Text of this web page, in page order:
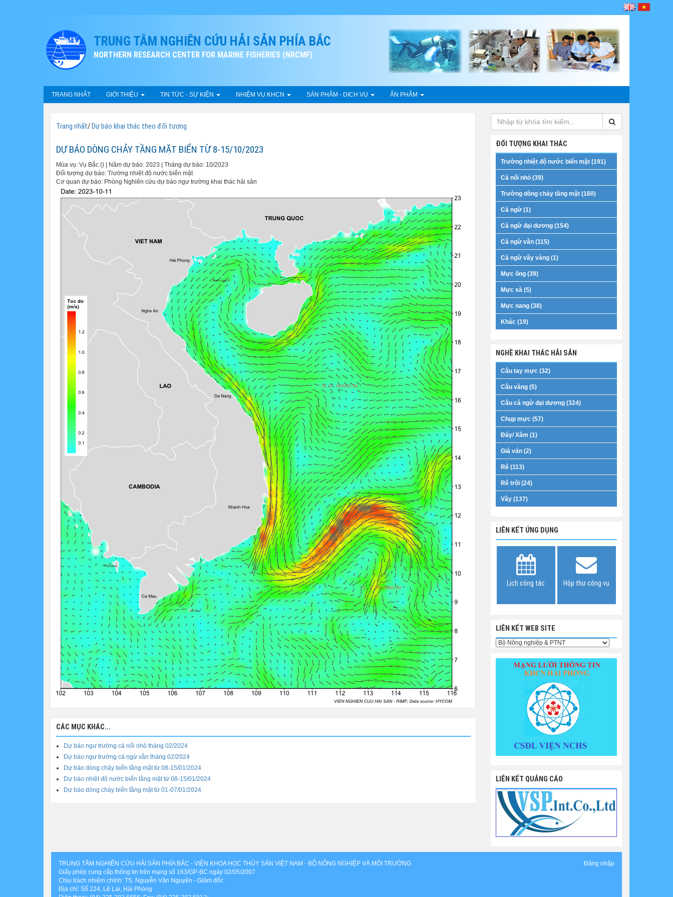
TRUNG TÂM NGHIÊN CỨU HẢI SẢN PHÍA BẮC
NORTHERN RESEARCH CENTER FOR MARINE FISHERIES (NRCMF)
TRANG NHẤT GIỚI THIỆU TIN TỨC - SỰ KIỆN NHIỆM VỤ KHCN SẢN PHẨM - DỊCH VỤ ẤN PHẨM
Trang nhất/Dự báo khai thác theo đối tượng
DỰ BÁO DÒNG CHẢY TẦNG MẶT BIỂN TỪ 8-15/10/2023
Mùa vụ: Vụ Bắc () | Năm dự báo: 2023 | Tháng dự báo: 10/2023
Đối tượng dự báo: Trường nhiệt độ nước biển mặt
Cơ quan dự báo: Phòng Nghiên cứu dự báo ngư trường khai thác hải sản
CÁC MỤC KHÁC...
Dự báo ngư trường cá nổi nhỏ tháng 02/2024
Dự báo ngư trường cá ngừ vằn tháng 02/2024
Dự báo dòng chảy biển tầng mặt từ 08-15/01/2024
Dự báo nhiệt độ nước biển tầng mặt từ 08-15/01/2024
Dự báo dòng chảy biển tầng mặt từ 01-07/01/2024
ĐỐI TƯỢNG KHAI THÁC
Trường nhiệt độ nước biển mặt (191)
Cá nổi nhỏ (39)
Trường dòng chảy tầng mặt (160)
Cá ngừ (1)
Cá ngừ đại dương (154)
Cá ngừ vằn (115)
Cá ngừ vây vàng (1)
Mực ống (39)
Mực xà (5)
Mực nang (38)
Khác (19)
NGHỀ KHAI THÁC HẢI SẢN
Câu tay mực (32)
Câu vàng (5)
Câu cá ngừ đại dương (324)
Chụp mực (57)
Đáy/ Xăm (1)
Giá ván (2)
Rê (113)
Rê trôi (24)
Vây (137)
LIÊN KẾT ỨNG DỤNG
Lịch công tác Hộp thư công vụ
LIÊN KẾT WEB SITE
LIÊN KẾT QUẢNG CÁO
TRUNG TÂM NGHIÊN CỨU HẢI SẢN PHÍA BẮC - VIỆN KHOA HỌC THỦY SẢN VIỆT NAM - BỘ NÔNG NGHIỆP VÀ MÔI TRƯỜNG
Giấy phép cung cấp thông tin trên mạng số 163/GP-BC ngày 02/05/2007.
Chịu trách nhiệm chính: TS. Nguyễn Văn Nguyên - Giám đốc
Địa chỉ: Số 224, Lê Lai, Hải Phòng
Đăng nhập